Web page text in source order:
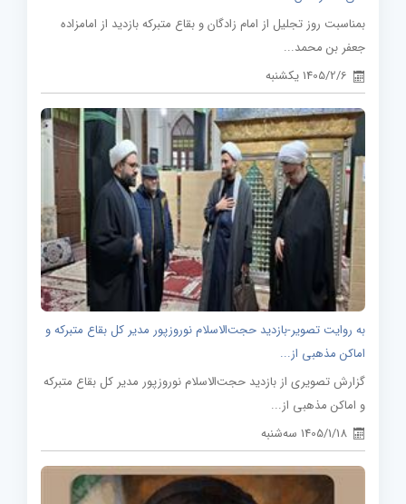
بمناسبت روز تجلیل از امام زادگان و بقاع متبرکه بازدید از امامزاده
جعفر بن محمد...
1405/2/6 یکشنبه
به روایت تصویر-بازدید حجت‌الاسلام نوروزپور مدیر کل بقاع متبرکه و
اماکن مذهبی از...
گزارش تصویری از بازدید حجت‌الاسلام نوروزپور مدیر کل بقاع متبرکه
و اماکن مذهبی از...
1405/1/18 سه‌شنبه